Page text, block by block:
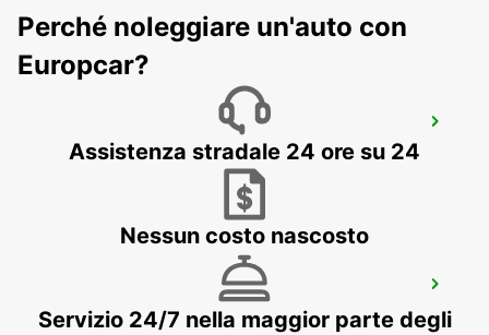
SIRACUSA - ITALY
TAL-BALAL NAXXAR
IKLIN - MALTA
Perché noleggiare un'auto con
Europcar?
Assistenza stradale 24 ore su 24
Nessun costo nascosto
Servizio 24/7 nella maggior parte degli